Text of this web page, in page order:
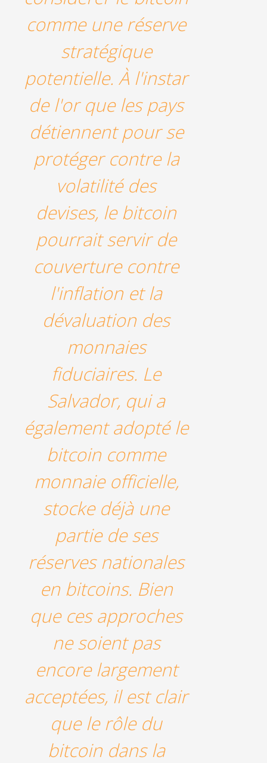
comme une réserve
stratégique
potentielle. À l'instar
de l'or que les pays
détiennent pour se
protéger contre la
volatilité des
devises, le bitcoin
pourrait servir de
couverture contre
l'inflation et la
dévaluation des
monnaies
fiduciaires. Le
Salvador, qui a
également adopté le
bitcoin comme
monnaie officielle,
stocke déjà une
partie de ses
réserves nationales
en bitcoins. Bien
que ces approches
ne soient pas
encore largement
acceptées, il est clair
que le rôle du
bitcoin dans la